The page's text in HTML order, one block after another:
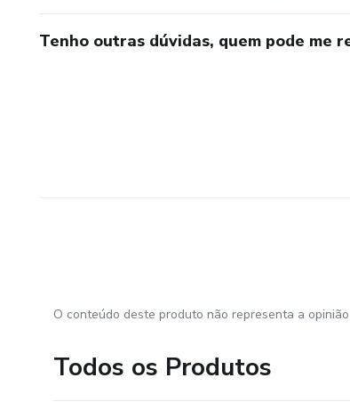
Tenho outras dúvidas, quem pode me
O conteúdo deste produto não representa a
Todos os Produtos